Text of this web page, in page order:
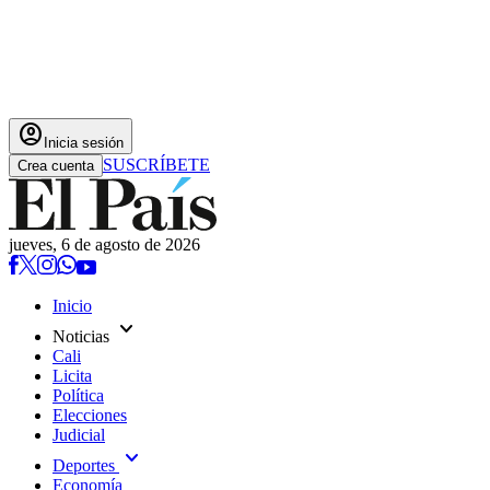
account_circle Inicia sesión
Crea cuenta SUSCRÍBETE
jueves, 6 de agosto de 2026
Inicio
Noticias expand_more
Cali
Licita
Política
Elecciones
Judicial
Deportes expand_more
Economía